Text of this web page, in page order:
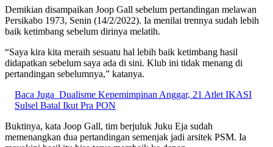
Demikian disampaikan Joop Gall sebelum pertandingan melawan
Persikabo 1973, Senin (14/2/2022). Ia menilai trennya sudah lebih
baik ketimbang sebelum dirinya melatih.
“Saya kira kita meraih sesuatu hal lebih baik ketimbang hasil
didapatkan sebelum saya ada di sini. Klub ini tidak menang di
pertandingan sebelumnya,” katanya.
Baca Juga Dualisme Kepemimpinan Anggar, 21 Atlet IKASI
Sulsel Batal Ikut Pra PON
Buktinya, kata Joop Gall, tim berjuluk Juku Eja sudah
memenangkan dua pertandingan semenjak jadi arsitek PSM. Ia